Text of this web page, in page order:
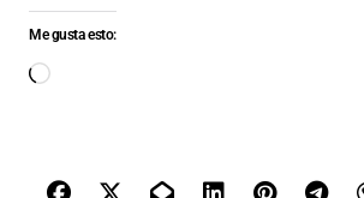
Me gusta esto:
Cargando...